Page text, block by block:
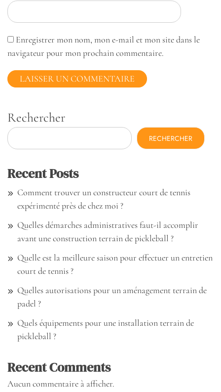
Enregistrer mon nom, mon e-mail et mon site dans le
navigateur pour mon prochain commentaire.
Rechercher
RECHERCHER
Recent Posts
Comment trouver un constructeur court de tennis
expérimenté près de chez moi ?
Quelles démarches administratives faut-il accomplir
avant une construction terrain de pickleball ?
Quelle est la meilleure saison pour effectuer un entretien
court de tennis ?
Quelles autorisations pour un aménagement terrain de
padel ?
Quels équipements pour une installation terrain de
pickleball ?
Recent Comments
Aucun commentaire à afficher.